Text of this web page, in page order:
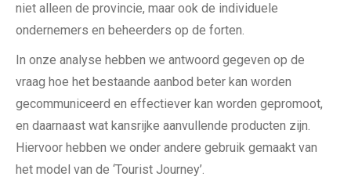
niet alleen de provincie, maar ook de individuele
ondernemers en beheerders op de forten.
In onze analyse hebben we antwoord gegeven op de
vraag hoe het bestaande aanbod beter kan worden
gecommuniceerd en effectiever kan worden gepromoot,
en daarnaast wat kansrijke aanvullende producten zijn.
Hiervoor hebben we onder andere gebruik gemaakt van
het model van de ‘Tourist Journey’.